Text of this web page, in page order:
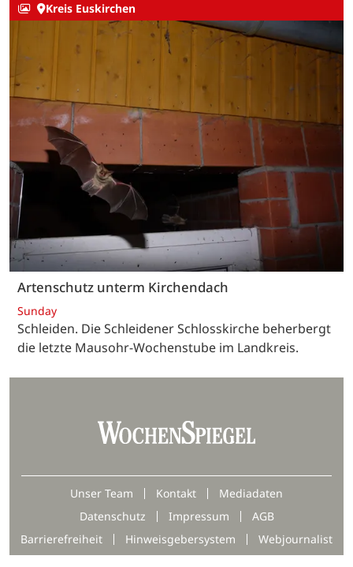
Kreis Euskirchen
Artenschutz unterm Kirchendach
Sunday
Schleiden. Die Schleidener Schlosskirche beherbergt
die letzte Mausohr-Wochenstube im Landkreis.
Unser Team Kontakt
Mediadaten
Datenschutz
Impressum
AGB
Barrierefreiheit
Hinweisgebersystem Webjournalist